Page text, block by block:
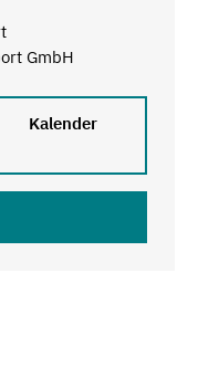
GmbH
Kalender